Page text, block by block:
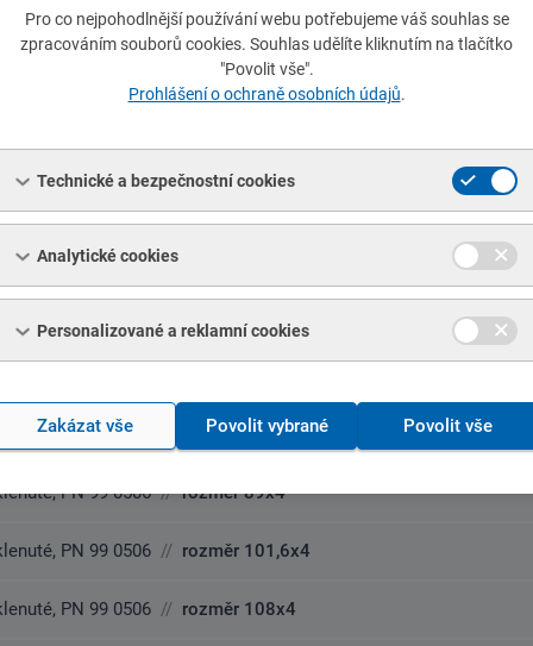
PN 99 0506 // rozměr 42,4x3
PN 99 0506 // rozměr 44,5x3
PN 99 0506
PN 99 0506
PN 99 0506 //
PN 99 0506
PN 99 0506
PN 99 0506 rozměr 76x3
PN 99 0506 // rozměr 89x4
PN 99 0506 // rozměr 101,6x4
PN 99 0506 // rozměr 108x4
Pro co nejpohodlnější používání webu potřebujeme váš souhlas se
zpracováním souborů cookies. Souhlas udělíte kliknutím na tlačítko
"Povolit vše".
Prohlášení o ochraně osobních údajů.
Technické a bezpečnostní cookies
Analytické cookies
Personalizované a reklamní cookies
Povolit vše
Zakázat vše Povolit vybrané